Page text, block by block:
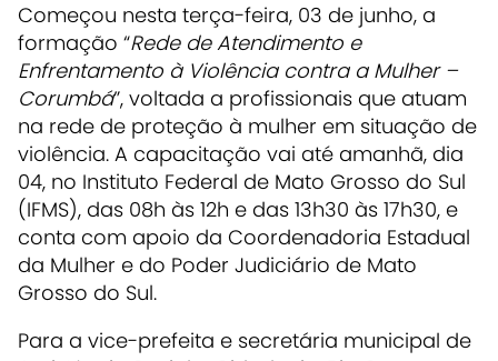
Começou nesta terça-feira, 03 de junho, a
formação “Rede de Atendimento e
Enfrentamento à Violência contra a Mulher –
Corumbá”, voltada a profissionais que atuam
na rede de proteção à mulher em situação de
violência. A capacitação vai até amanhã, dia
04, no Instituto Federal de Mato Grosso do Sul
(IFMS), das 08h às 12h e das 13h30 às 17h30, e
conta com apoio da Coordenadoria Estadual
da Mulher e do Poder Judiciário de Mato
Grosso do Sul.
Para a vice-prefeita e secretária municipal de